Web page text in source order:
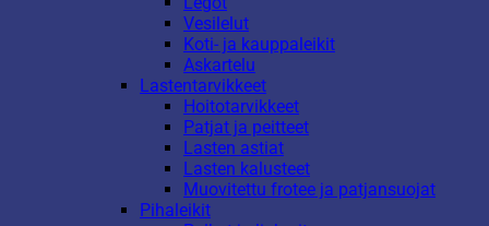
Vesilelut
Koti- ja kauppaleikit
Askartelu
Lastentarvikkeet
Hoitotarvikkeet
Patjat ja peitteet
Lasten astiat
Lasten kalusteet
Muovitettu frotee ja patjansuojat
Pihaleikit